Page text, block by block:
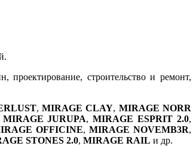
строительство и ремонт,
,MIRAGE CLAY, MIRAGE NORR
MIRAGE JURUPA,MIRAGE ESPRIT 2.0,
OFFICINE, MIRAGE NOVEMB3R,
STONES 2.0, MIRAGE RAIL и др.